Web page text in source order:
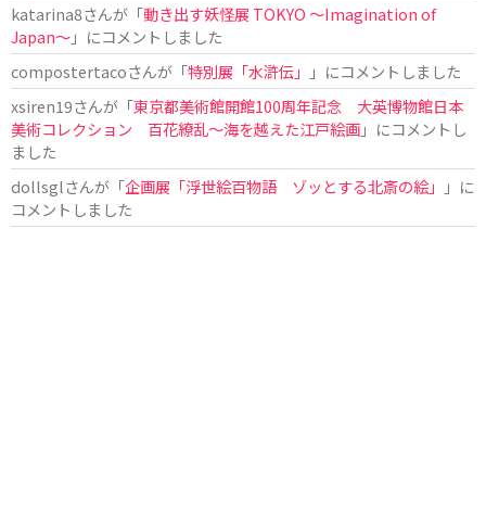
katarina8さんが「動き出す妖怪展 TOKYO 〜Imagination of
Japan〜」にコメントしました
compostertacoさんが「特別展「水滸伝」
」にコメントしました
xsiren19さんが「東京都美術館開館100周年記念 大英博物館日本
美術コレクション 百花繚乱～海を越えた江戸絵画」にコメントし
ました
dollsglさんが「企画展「浮世絵百物語 ゾッとする北斎の絵」
」に
コメントしました